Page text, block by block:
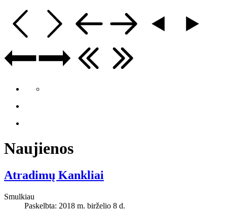
Naujienos
Atradimų Kankliai
Smulkiau
Paskelbta: 2018 m. birželio 8 d.